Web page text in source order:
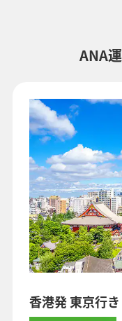
・複数空港がある都市に
表示される場合があります
ANA
香港発 東京行き